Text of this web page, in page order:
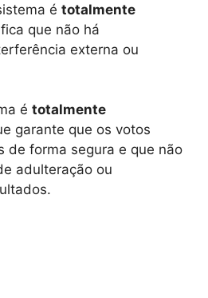
é totalmente
que não há
externa ou
é totalmente
garante que os votos
de forma segura e que não
adulteração ou